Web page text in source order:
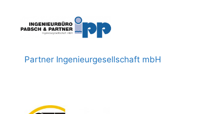
Partner Ingenieurgesellschaft mbH